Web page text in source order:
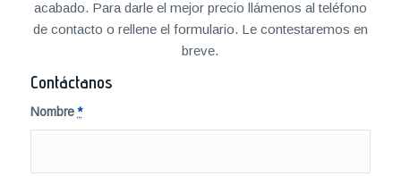
acabado. Para darle el mejor precio llámenos al teléfono
de contacto o rellene el formulario. Le contestaremos en
breve.
Contáctanos
Nombre*